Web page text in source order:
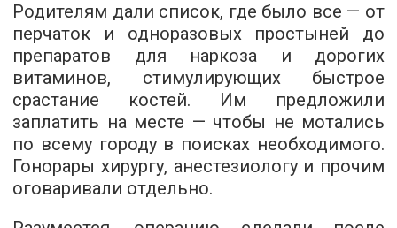
Родителям дали список, где было все — от
перчаток и одноразовых простыней до
препаратов для наркоза и дорогих
витаминов, стимулирующих быстрое
срастание костей. Им предложили
заплатить на месте — чтобы не мотались
по всему городу в поисках необходимого.
Гонорары хирургу, анестезиологу и прочим
оговаривали отдельно.